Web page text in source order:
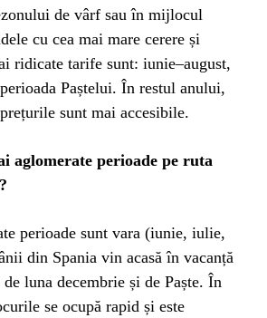
de vârf sau în mijlocul
cu cea mai mare cerere și
ridicate tarife sunt: iunie–august,
Paștelui. În restul anului,
sunt mai accesibile.
aglomerate perioade pe ruta
perioade sunt vara (iunie, iulie,
din Spania vin acasă în vacanță
luna decembrie și de Paște. În
se ocupă rapid și este